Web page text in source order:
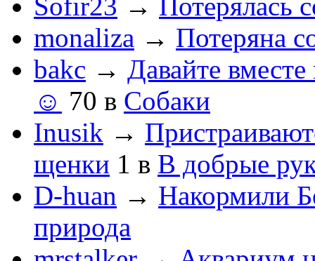
monaliza → Потеряна
bakc → Давайте
☺️ 70 в Собаки
Inusik →
щенки 1 в В добрые
D-huan → Накормили
природа